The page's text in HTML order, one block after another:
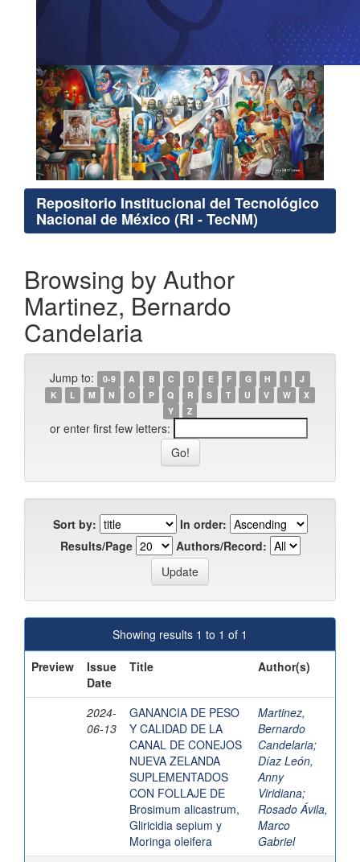
Repositorio Institucional del Tecnológico
Nacional de México (RI - TecNM)
Browsing by Author
Martinez, Bernardo
Candelaria
Jump to: 0-9 A B C D E F G H I
J
K
L M N O P Q R S T U V W
X
Y
Z
or enter first few letters:
Sort by:
In order:
Results/Page
Authors/Record:
Showing results 1 to 1 of 1
Preview
Issue
Date
Title Author(s)
2024-
06-13
GANANCIA DE PESO
Y CALIDAD DE LA
CANAL DE CONEJOS
NUEVA ZELANDA
SUPLEMENTADOS
CON FOLLAJE DE
Brosimum alicastrum,
Gliricidia sepium y
Moringa oleifera
Martinez,
Bernardo
Candelaria;
Díaz León,
Anny
Viridiana;
Rosado Ávila,
Marco
Gabriel